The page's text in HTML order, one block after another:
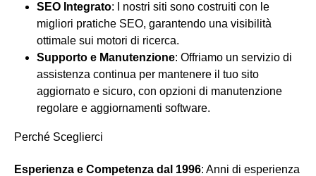
SEO Integrato: I nostri siti sono costruiti con le
migliori pratiche SEO, garantendo una visibilità
ottimale sui motori di ricerca.
Supporto e Manutenzione: Offriamo un servizio di
assistenza continua per mantenere il tuo sito
aggiornato e sicuro, con opzioni di manutenzione
regolare e aggiornamenti software.
Perché Sceglierci
Esperienza e Competenza dal 1996: Anni di esperienza